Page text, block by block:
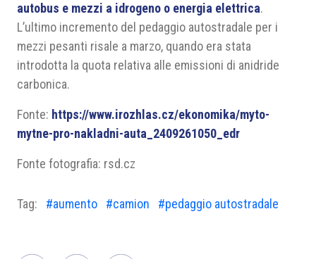
autobus e mezzi a idrogeno o energia elettrica.
L’ultimo incremento del pedaggio autostradale per i
mezzi pesanti risale a marzo, quando era stata
introdotta la quota relativa alle emissioni di anidride
carbonica.
Fonte: https://www.irozhlas.cz/ekonomika/myto-
mytne-pro-nakladni-auta_2409261050_edr
Fonte fotografia: rsd.cz
Tag: #aumento #camion #pedaggio autostradale